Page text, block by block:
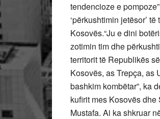
tendencioze e
‘përkushtimin jetësor’
Kosovës.“Ju e dini
zotimin tim dhe
territorit të Republikës
Kosovës, as Trepça, as
bashkim kombëtar”, ka
kufirit mes Kosovës
Mustafa. Ai ka shkruar